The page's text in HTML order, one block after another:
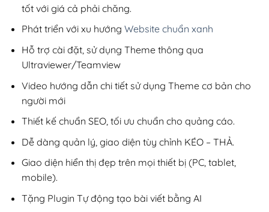
tốt với giá cả phải chăng.
Phát triển với xu hướng Website chuẩn xanh
Hỗ trợ cài đặt, sử dụng Theme thông qua
Ultraviewer/Teamview
Video hướng dẫn chi tiết sử dụng Theme cơ bản cho
người mới
Thiết kế chuẩn SEO, tối ưu chuẩn cho quảng cáo.
Dễ dàng quản lý, giao diện tùy chỉnh KÉO – THẢ.
Giao diện hiển thị đẹp trên mọi thiết bị (PC, tablet,
mobile).
Tặng Plugin Tự động tạo bài viết bằng AI